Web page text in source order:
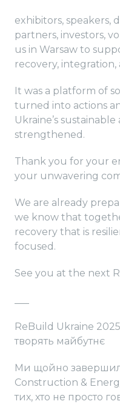
exhibitors, speakers,
partners, investors,
us in Warsaw to
recovery,
It was a platform of
turned into actions
Ukraine’s
strengthened.
Thank you for your
your unwavering
We are already
we know that
recovery that is
focused.
See you at the next
ReBuild Ukraine
творять майбутнє
Ми щойно
Construction &
тих, хто не просто